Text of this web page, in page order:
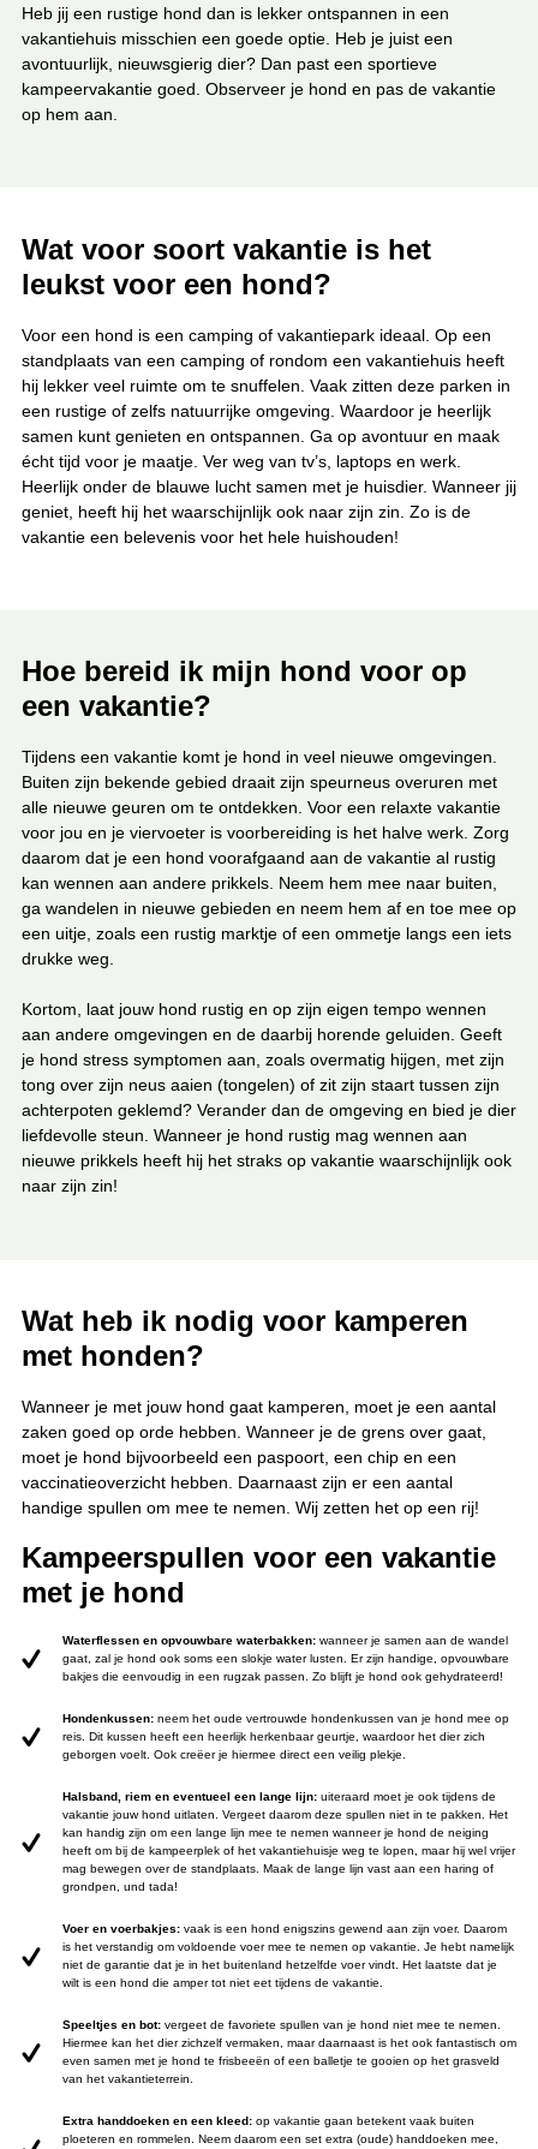
Heb jij een rustige hond dan is lekker ontspannen in een
vakantiehuis misschien een goede optie. Heb je juist een
avontuurlijk, nieuwsgierig dier? Dan past een sportieve
kampeervakantie goed. Observeer je hond en pas de vakantie
op hem aan.
Wat voor soort vakantie is het
leukst voor een hond?
Voor een hond is een camping of vakantiepark ideaal. Op een
standplaats van een camping of rondom een vakantiehuis heeft
hij lekker veel ruimte om te snuffelen. Vaak zitten deze parken in
een rustige of zelfs natuurrijke omgeving. Waardoor je heerlijk
samen kunt genieten en ontspannen. Ga op avontuur en maak
écht tijd voor je maatje. Ver weg van tv’s, laptops en werk.
Heerlijk onder de blauwe lucht samen met je huisdier. Wanneer jij
geniet, heeft hij het waarschijnlijk ook naar zijn zin. Zo is de
vakantie een belevenis voor het hele huishouden!
Hoe bereid ik mijn hond voor op
een vakantie?
Tijdens een vakantie komt je hond in veel nieuwe omgevingen.
Buiten zijn bekende gebied draait zijn speurneus overuren met
alle nieuwe geuren om te ontdekken. Voor een relaxte vakantie
voor jou en je viervoeter is voorbereiding is het halve werk. Zorg
daarom dat je een hond voorafgaand aan de vakantie al rustig
kan wennen aan andere prikkels. Neem hem mee naar buiten,
ga wandelen in nieuwe gebieden en neem hem af en toe mee op
een uitje, zoals een rustig marktje of een ommetje langs een iets
drukke weg.
Kortom, laat jouw hond rustig en op zijn eigen tempo wennen
aan andere omgevingen en de daarbij horende geluiden. Geeft
je hond stress symptomen aan, zoals overmatig hijgen, met zijn
tong over zijn neus aaien (tongelen) of zit zijn staart tussen zijn
achterpoten geklemd? Verander dan de omgeving en bied je dier
liefdevolle steun. Wanneer je hond rustig mag wennen aan
nieuwe prikkels heeft hij het straks op vakantie waarschijnlijk ook
naar zijn zin!
Wat heb ik nodig voor kamperen
met honden?
Wanneer je met jouw hond gaat kamperen, moet je een aantal
zaken goed op orde hebben. Wanneer je de grens over gaat,
moet je hond bijvoorbeeld een paspoort, een chip en een
vaccinatieoverzicht hebben. Daarnaast zijn er een aantal
handige spullen om mee te nemen. Wij zetten het op een rij!
Kampeerspullen voor een vakantie
met je hond
Waterflessen en opvouwbare waterbakken: wanneer je samen aan de wandel
gaat, zal je hond ook soms een slokje water lusten. Er zijn handige, opvouwbare
bakjes die eenvoudig in een rugzak passen. Zo blijft je hond ook gehydrateerd!
Hondenkussen: neem het oude vertrouwde hondenkussen van je hond mee op
reis. Dit kussen heeft een heerlijk herkenbaar geurtje, waardoor het dier zich
geborgen voelt. Ook creëer je hiermee direct een veilig plekje.
Halsband, riem en eventueel een lange lijn: uiteraard moet je ook tijdens de
vakantie jouw hond uitlaten. Vergeet daarom deze spullen niet in te pakken. Het
kan handig zijn om een lange lijn mee te nemen wanneer je hond de neiging
heeft om bij de kampeerplek of het vakantiehuisje weg te lopen, maar hij wel vrijer
mag bewegen over de standplaats. Maak de lange lijn vast aan een haring of
grondpen, und tada!
Voer en voerbakjes: vaak is een hond enigszins gewend aan zijn voer. Daarom
is het verstandig om voldoende voer mee te nemen op vakantie. Je hebt namelijk
niet de garantie dat je in het buitenland hetzelfde voer vindt. Het laatste dat je
wilt is een hond die amper tot niet eet tijdens de vakantie.
Speeltjes en bot: vergeet de favoriete spullen van je hond niet mee te nemen.
Hiermee kan het dier zichzelf vermaken, maar daarnaast is het ook fantastisch om
even samen met je hond te frisbeeën of een balletje te gooien op het grasveld
van het vakantieterrein.
Extra handdoeken en een kleed: op vakantie gaan betekent vaak buiten
ploeteren en rommelen. Neem daarom een set extra (oude) handdoeken mee,